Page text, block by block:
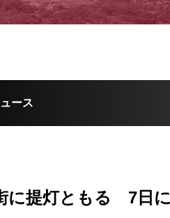
ース
に提灯ともる 7日